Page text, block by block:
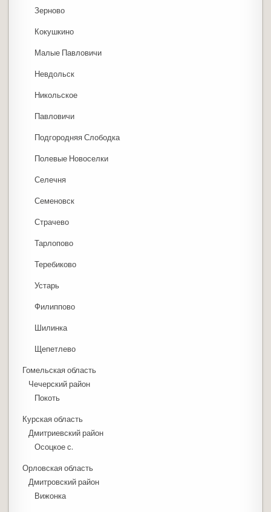
Зерново
Кокушкино
Малые Павловичи
Невдольск
Никольское
Павловичи
Подгородняя Слободка
Полевые Новоселки
Селечня
Семеновск
Страчево
Тарлопово
Теребиково
Устарь
Филиппово
Шилинка
Щепетлево
Гомельская область
Чечерский район
Покоть
Курская область
Дмитриевский район
Осоцкое с.
Орловская область
Дмитровский район
Вижонка